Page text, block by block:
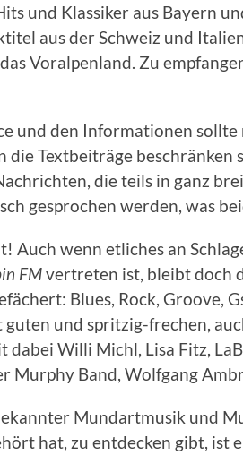
und Klassiker aus Bayern
aus der Schweiz und
Voralpenland. Zu
und den Informationen
die Textbeiträge beschränken
die teils in ganz
gesprochen werden, was
Auch wenn etliches an
FMvertreten ist, bleibt doch
Blues, Rock, Groove,
guten und spritzig-frechen,
dabei Willi Michl, Lisa Fitz,
Murphy Band, Wolfgang
Mundartmusik und
hat, zu entdecken gibt, ist